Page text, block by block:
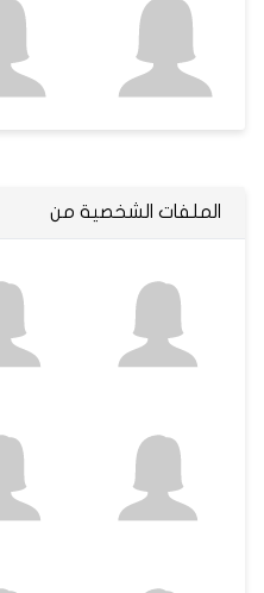
الملفات الشخصية من